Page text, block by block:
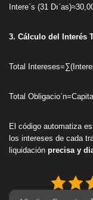
Intereˊs (31
3. Cálculo del Interés
Total
Total
El código automatiza
los intereses de cada
liquidación precisa y